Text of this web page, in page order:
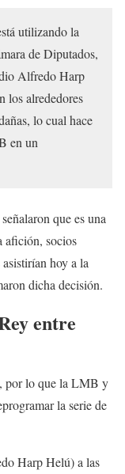
utilizando la
de Diputados,
Alfredo Harp
los alrededores
lo cual hace
en un
que es una
afición, socios
hoy a la
dicha decisión.
entre
por lo que la LMB y
la serie de
Harp Helú) a las